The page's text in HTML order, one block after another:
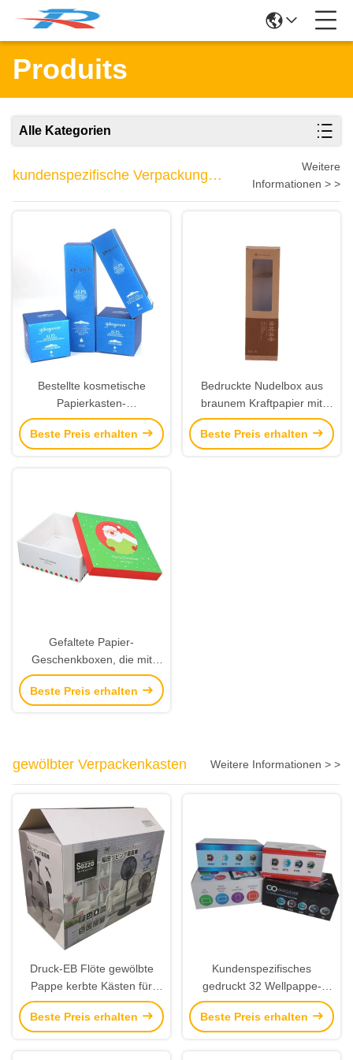
Produits
Alle Kategorien
kundenspezifische Verpackungen-
Boxen
Weitere
Informationen > >
Bestellte kosmetische
Papierkasten-
Farbluxusverpackung mit
silbernem stempelndem
Beste Preis erhalten
Bedruckte Nudelbox aus
braunem Kraftpapier mit
maßgeschneiderter
Fensterverpackung
Beste Preis erhalten
Gefaltete Papier-
Geschenkboxen, die mit
Deckel-Pappkästen für
Weihnachten verpacken
Beste Preis erhalten
gewölbter Verpackenkasten Weitere Informationen > >
Druck-EB Flöte gewölbte
Pappe kerbte Kästen für
Haushaltsgerät
Beste Preis erhalten
Kundenspezifisches
gedruckt 32 Wellpappe-
Verpackenkästen ECT b-
Flöte mit Grafik
Beste Preis erhalten